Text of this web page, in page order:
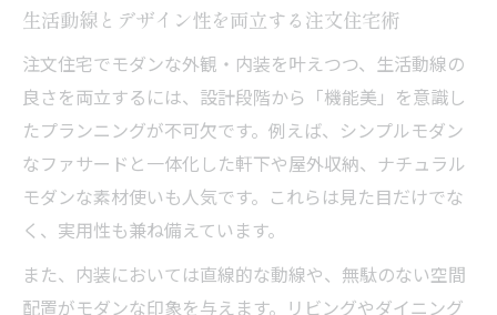
生活動線とデザイン性を両立する注文住宅術
注文住宅でモダンな外観・内装を叶えつつ、生活動線の
良さを両立するには、設計段階から「機能美」を意識し
たプランニングが不可欠です。例えば、シンプルモダン
なファサードと一体化した軒下や屋外収納、ナチュラル
モダンな素材使いも人気です。これらは見た目だけでな
く、実用性も兼ね備えています。
また、内装においては直線的な動線や、無駄のない空間
配置がモダンな印象を与えます。リビングやダイニング